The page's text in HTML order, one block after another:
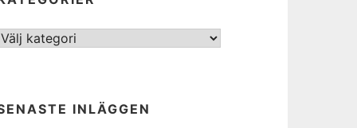
Kategorier
INLÄGGEN